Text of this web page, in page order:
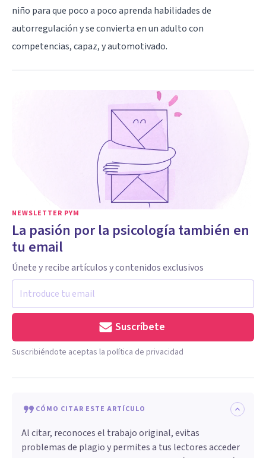
niño para que poco a poco aprenda habilidades de
autorregulación y se convierta en un adulto con
competencias, capaz, y automotivado.
NEWSLETTER PYM
La pasión por la psicología también en
tu email
Únete y recibe artículos y contenidos exclusivos
Suscríbete
Suscribiéndote aceptas la política de privacidad
CÓMO CITAR ESTE ARTÍCULO
Al citar, reconoces el trabajo original, evitas
problemas de plagio y permites a tus lectores acceder